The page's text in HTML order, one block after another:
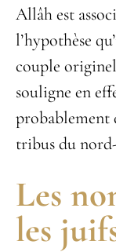
Allâh est
l’hypothèse
couple
souligne en
probablement
tribus du
Les
les